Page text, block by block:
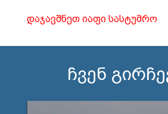
დაჯავშნეთ იაფი სასტუმრო
ჩვენ